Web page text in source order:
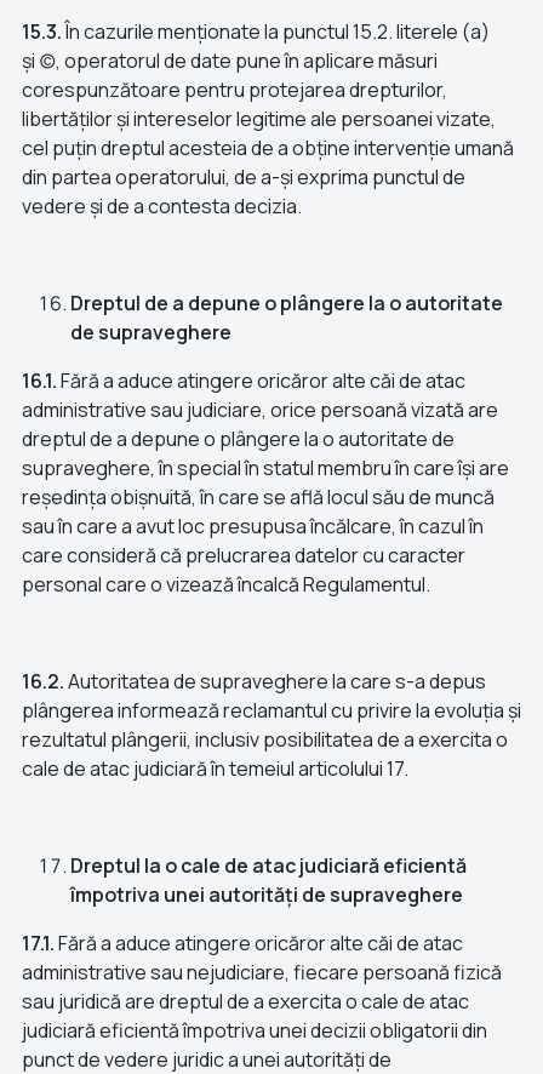
15.3.În cazurile menționate la punctul 15.2. literele (a)
și (c), operatorul de date pune în aplicare măsuri
corespunzătoare pentru protejarea drepturilor,
libertăților și intereselor legitime ale persoanei vizate,
cel puțin dreptul acesteia de a obține intervenție umană
din partea operatorului, de a-și exprima punctul de
vedere și de a contesta decizia.
Dreptul de a depune o plângere la o autoritate
de supraveghere
16.1.Fără a aduce atingere oricăror alte căi de atac
administrative sau judiciare, orice persoană vizată are
dreptul de a depune o plângere la o autoritate de
supraveghere, în special în statul membru în care își are
reședința obișnuită, în care se află locul său de muncă
sau în care a avut loc presupusa încălcare, în cazul în
care consideră că prelucrarea datelor cu caracter
personal care o vizează încalcă Regulamentul.
16.2.Autoritatea de supraveghere la care s-a depus
plângerea informează reclamantul cu privire la evoluția și
rezultatul plângerii, inclusiv posibilitatea de a exercita o
cale de atac judiciară în temeiul articolului 17.
Dreptul la o cale de atac judiciară eficientă
împotriva unei autorități de supraveghere
17.1.Fără a aduce atingere oricăror alte căi de atac
administrative sau nejudiciare, fiecare persoană fizică
sau juridică are dreptul de a exercita o cale de atac
judiciară eficientă împotriva unei decizii obligatorii din
punct de vedere juridic a unei autorități de